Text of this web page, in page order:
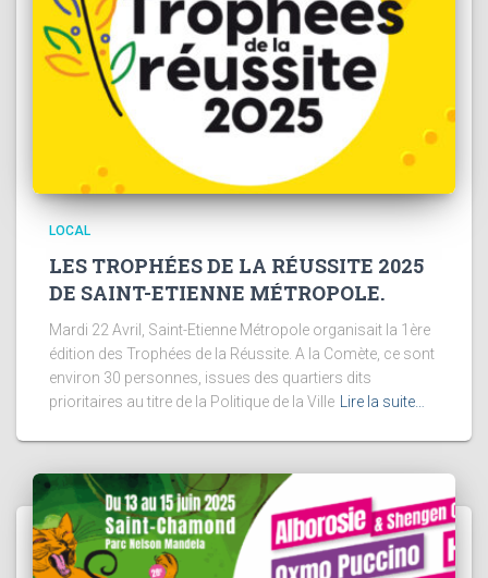
LOCAL
LES TROPHÉES DE LA RÉUSSITE 2025
DE SAINT-ETIENNE MÉTROPOLE.
Mardi 22 Avril, Saint-Etienne Métropole organisait la 1ère
édition des Trophées de la Réussite. A la Comète, ce sont
environ 30 personnes, issues des quartiers dits
prioritaires au titre de la Politique de la Ville Lire la suite…